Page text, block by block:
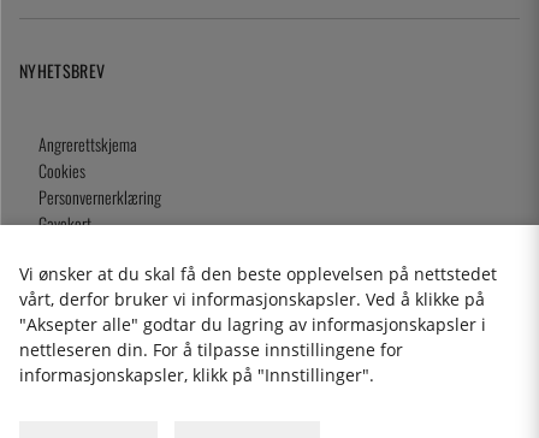
NYHETSBREV
Angrerettskjema
Cookies
Personvernerklæring
Gavekort
2026 KitchenLab AB
Vi ønsker at du skal få den beste opplevelsen på nettstedet
vårt, derfor bruker vi informasjonskapsler. Ved å klikke på
"Aksepter alle" godtar du lagring av informasjonskapsler i
nettleseren din. For å tilpasse innstillingene for
informasjonskapsler, klikk på "Innstillinger".